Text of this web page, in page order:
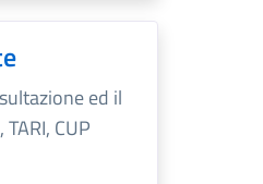
ed il
CUP